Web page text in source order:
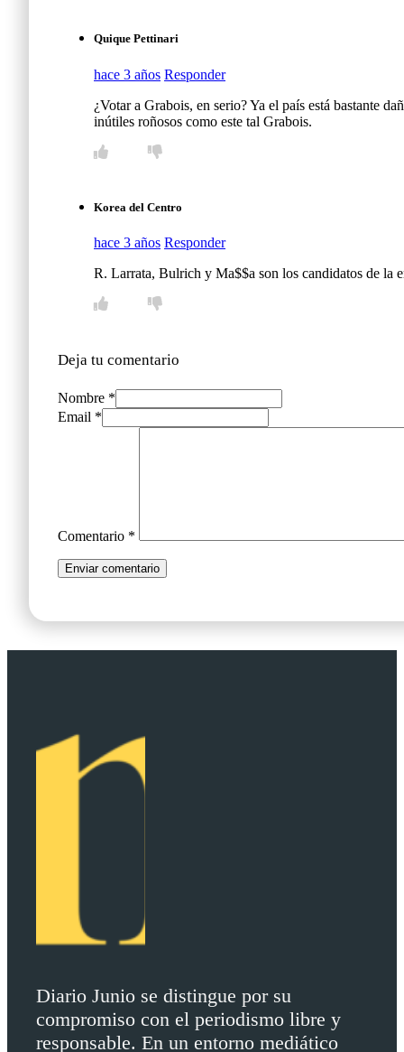
Quique Pettinari
hace 3 años Responder
¿Votar a Grabois, en serio? Ya el país está bastante
inútiles roñosos como este tal Grabois.
Korea del Centro
hace 3 años Responder
R. Larrata, Bulrich y Ma$$a son los candidatos de la
Deja tu comentario
Nombre *
Email *
Comentario *
Diario Junio se distingue por su
compromiso con el periodismo libre y
responsable. En un entorno mediático